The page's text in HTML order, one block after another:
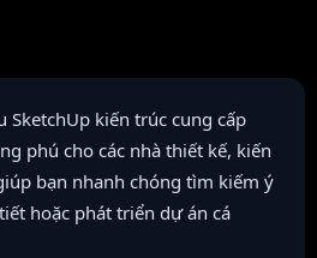
SketchUp kiến trúc cung cấp
phú cho các nhà thiết kế, kiến
bạn nhanh chóng tìm kiếm ý
hoặc phát triển dự án cá